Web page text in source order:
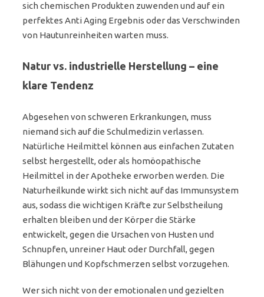
sich chemischen Produkten zuwenden und auf ein
perfektes Anti Aging Ergebnis oder das Verschwinden
von Hautunreinheiten warten muss.
Natur vs. industrielle Herstellung – eine
klare Tendenz
Abgesehen von schweren Erkrankungen, muss
niemand sich auf die Schulmedizin verlassen.
Natürliche Heilmittel können aus einfachen Zutaten
selbst hergestellt, oder als homöopathische
Heilmittel in der Apotheke erworben werden. Die
Naturheilkunde wirkt sich nicht auf das Immunsystem
aus, sodass die wichtigen Kräfte zur Selbstheilung
erhalten bleiben und der Körper die Stärke
entwickelt, gegen die Ursachen von Husten und
Schnupfen, unreiner Haut oder Durchfall, gegen
Blähungen und Kopfschmerzen selbst vorzugehen.
Wer sich nicht von der emotionalen und gezielten